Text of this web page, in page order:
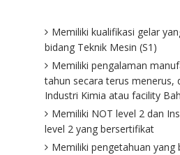
Memiliki kualifikasi gelar
bidang Teknik Mesin (S1)
Memiliki pengalaman
tahun secara terus menerus,
Industri Kimia atau facility
Memiliki NOT level 2 dan
level 2 yang bersertifikat
Memiliki pengetahuan yang